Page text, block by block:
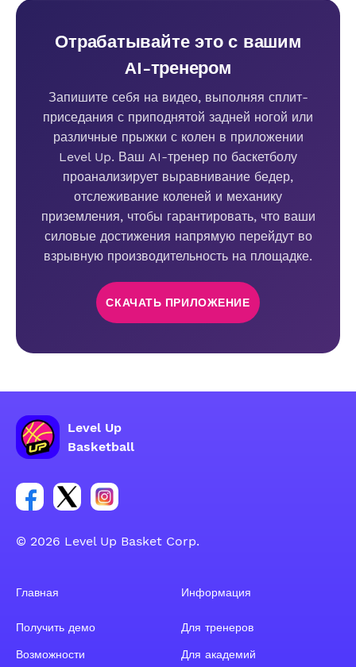
Отрабатывайте это с вашим
AI-тренером
Запишите себя на видео, выполняя сплит-
приседания с приподнятой задней ногой или
различные прыжки с колен в приложении
Level Up. Ваш AI-тренер по баскетболу
проанализирует выравнивание бедер,
отслеживание коленей и механику
приземления, чтобы гарантировать, что ваши
силовые достижения напрямую перейдут во
взрывную производительность на площадке.
СКАЧАТЬ ПРИЛОЖЕНИЕ
Level Up
Basketball
Ссылка на группу Facebook
Ссылка на группу Tweeter
Ссылка на группу Instagram
© 2026 Level Up Basket Corp.
Главная
Получить демо
Возможности
Информация
Для тренеров
Для академий